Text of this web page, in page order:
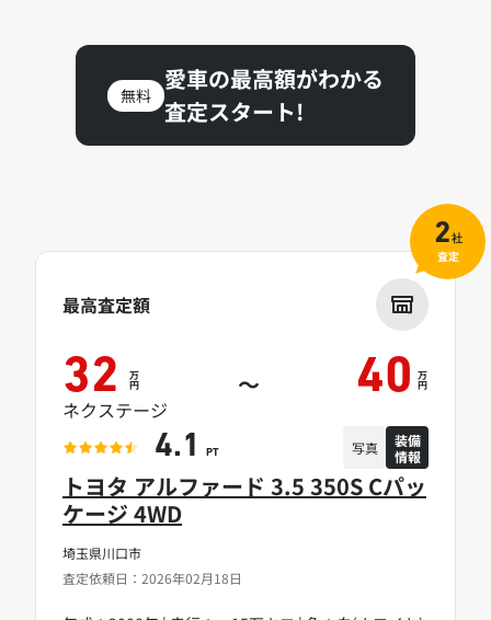
無料
愛車の最高額がわかる
査定スタート!
埼玉県川口市
査定依頼日：2026年02月18日
トヨタ アルファード 3.5 350S Cパッ
ケージ 4WD
最高査定額
32 万
円 ～ 40 万
円
ネクステージ
4.1 PT 写真
装備
情報
2社
査定